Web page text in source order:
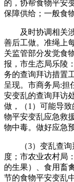
的，协帮食物平安
保障供给；一般食
及时协调相关涉
善后工做。准绳上
关监管部分发觉食
报，市生态局乐陵
务的查询拜访措置
呈现。市商务局:担
安变乱的查询拜访
做，（1）可能导
物平安变乱应急救
物中毒。做好应急
（3）变乱查询
度；市农业农村局
的生果）、食用畜
节的食物平安变乱